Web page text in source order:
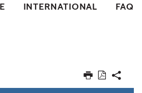
INTERNATIONAL FAQ